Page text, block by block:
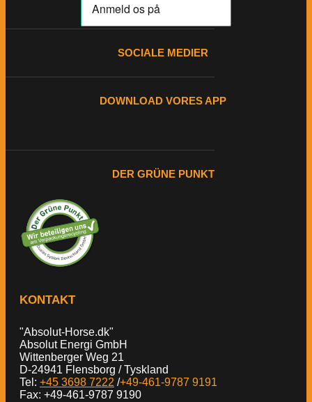
SOCIALE MEDIER
DOWNLOAD VORES APP
DER GRÜNE PUNKT
KONTAKT
"Absolut-Horse.dk"
Absolut Energi GmbH
Wittenberger Weg 21
D-24941 Flensborg / Tyskland
Tel: +45 3698 7222 /+49-461-9787 9191
Fax: +49-461-9787 9190